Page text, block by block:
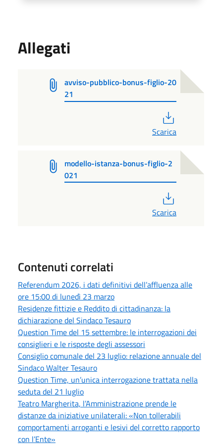
Allegati
avviso-pubblico-bonus-figlio-20
21
Scarica
modello-istanza-bonus-figlio-2
021
Scarica
Contenuti correlati
Referendum 2026, i dati definitivi dell’affluenza alle
ore 15:00 di lunedì 23 marzo
Residenze fittizie e Reddito di cittadinanza: la
dichiarazione del Sindaco Tesauro
Question Time del 15 settembre: le interrogazioni dei
consiglieri e le risposte degli assessori
Consiglio comunale del 23 luglio: relazione annuale del
Sindaco Walter Tesauro
Question Time, un’unica interrogazione trattata nella
seduta del 21 luglio
Teatro Margherita, l’Amministrazione prende le
distanze da iniziative unilaterali: «Non tollerabili
comportamenti arroganti e lesivi del corretto rapporto
con l’Ente»